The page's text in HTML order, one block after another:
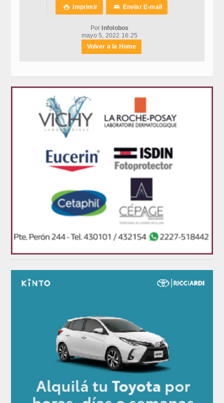
 Imprimir ✉ Enviar E-mail
PorInfolobos
mayo 5, 2022 16:25
Volver a la Home